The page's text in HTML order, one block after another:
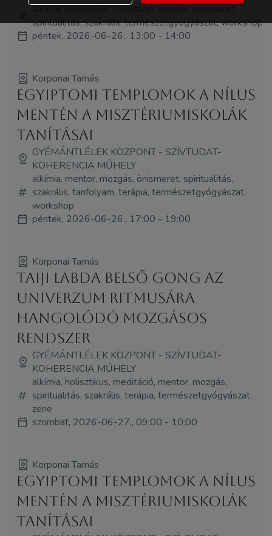
alkímia, holisztikus, meditáció, mentor, önismeret,
spiritualitás, szakrális, természetgyógyászat, workshop
péntek, 2026-06-26., 13:00 - 14:00
Korponai Tamás
Egyiptomi templomok a Nílus
mentén A misztériumiskolák
tanításai
GYÉMÁNTLÉLEK KÖZPONT - SZÍVTUDAT-
KOHERENCIA MŰHELY
alkímia, mentor, mozgás, önismeret, spiritualitás,
szakrális, tanfolyam, terápia, természetgyógyászat,
workshop
péntek, 2026-06-26., 17:00 - 19:00
Korponai Tamás
Taiji labda Belső Gong Az
Univerzum ritmusára
hangolódó mozgásos
rendszer
GYÉMÁNTLÉLEK KÖZPONT - SZÍVTUDAT-
KOHERENCIA MŰHELY
alkímia, holisztikus, meditáció, mentor, mozgás,
spiritualitás, szakrális, terápia, természetgyógyászat,
zene
szombat, 2026-06-27., 09:00 - 10:00
Korponai Tamás
Egyiptomi templomok a Nílus
mentén A misztériumiskolák
tanításai